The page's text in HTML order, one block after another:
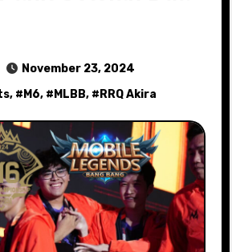
November 23, 2024
, # M6, # MLBB, # RRQ Akira